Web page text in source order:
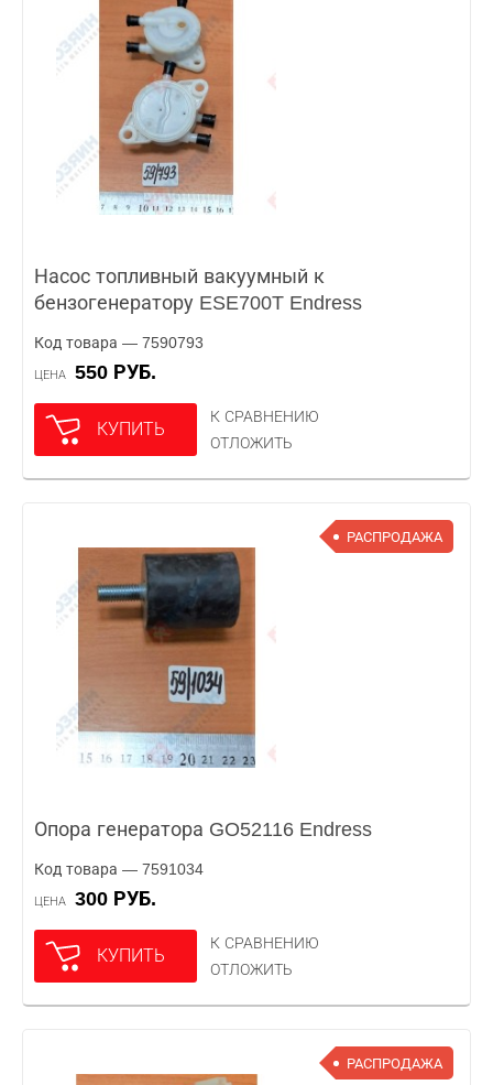
Насос топливный вакуумный к
бензогенератору ESE700T Endress
Код товара — 7590793
ЦЕНА 550 РУБ.
КУПИТЬ
К СРАВНЕНИЮ
ОТЛОЖИТЬ
РАСПРОДАЖА
Опора генератора GO52116 Endress
Код товара — 7591034
ЦЕНА 300 РУБ.
КУПИТЬ
К СРАВНЕНИЮ
ОТЛОЖИТЬ
РАСПРОДАЖА